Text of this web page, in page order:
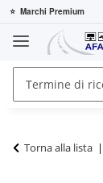
⭐ Marchi Premium
Torna alla lista